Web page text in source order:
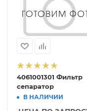
4061001301 Фильтр
сепаратор
В НАЛИЧИИ